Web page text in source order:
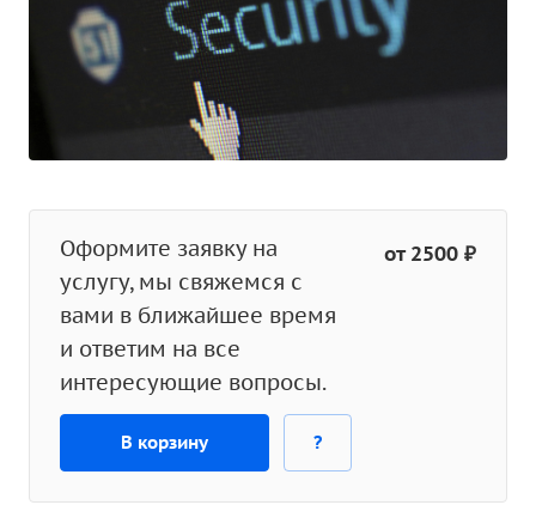
Оформите заявку на
услугу, мы свяжемся с
вами в ближайшее время
и ответим на все
интересующие вопросы.
от 2500 ₽
В корзину ?